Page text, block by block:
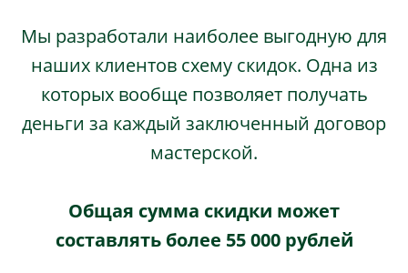
Мы разработали наиболее выгодную для
наших клиентов схему скидок. Одна из
которых вообще позволяет получать
деньги за каждый заключенный договор
мастерской.
Общая сумма скидки может
составлять более 55 000 рублей